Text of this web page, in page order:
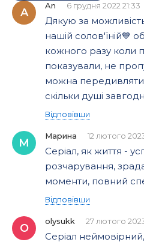
A
An 6 грудня 2022 21:33
Дякую за
нашій солов'їній💙
кожного разу коли
показували, не
можна
скільки душі
Відповівши
М
Марина 12 лютого
Серіал, як життя -
розчарування,
моменти, повний
Відповівши
O
olysukk 27 лютого
Серіал